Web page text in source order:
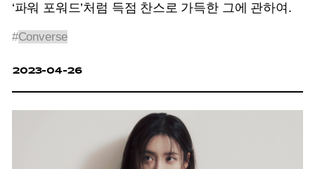
‘파워 포워드’처럼 득점 찬스로 가득한 그에 관하여.
#Converse
2023-04-26